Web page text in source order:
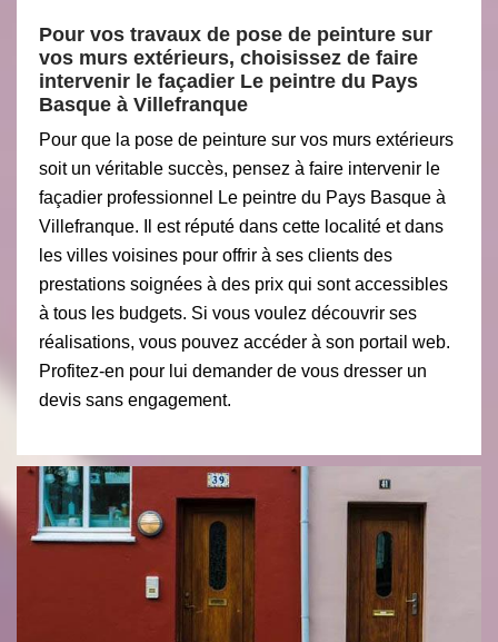
Pour vos travaux de pose de peinture sur
vos murs extérieurs, choisissez de faire
intervenir le façadier Le peintre du Pays
Basque à Villefranque
Pour que la pose de peinture sur vos murs extérieurs
soit un véritable succès, pensez à faire intervenir le
façadier professionnel Le peintre du Pays Basque à
Villefranque. Il est réputé dans cette localité et dans
les villes voisines pour offrir à ses clients des
prestations soignées à des prix qui sont accessibles
à tous les budgets. Si vous voulez découvrir ses
réalisations, vous pouvez accéder à son portail web.
Profitez-en pour lui demander de vous dresser un
devis sans engagement.